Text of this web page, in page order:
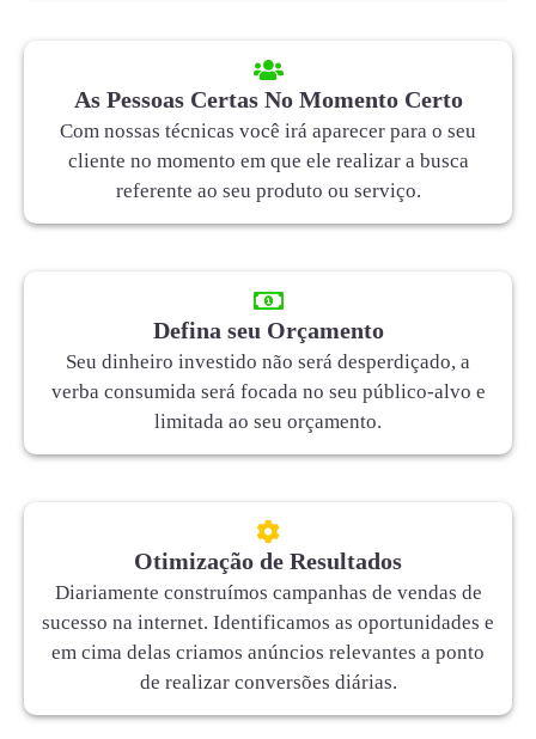
As Pessoas Certas No Momento Certo
Com nossas técnicas você irá aparecer para o seu
cliente no momento em que ele realizar a busca
referente ao seu produto ou serviço.
Defina seu Orçamento
Seu dinheiro investido não será desperdiçado, a
verba consumida será focada no seu público-alvo e
limitada ao seu orçamento.
Otimização de Resultados
Diariamente construímos campanhas de vendas de
sucesso na internet. Identificamos as oportunidades e
em cima delas criamos anúncios relevantes a ponto
de realizar conversões diárias.